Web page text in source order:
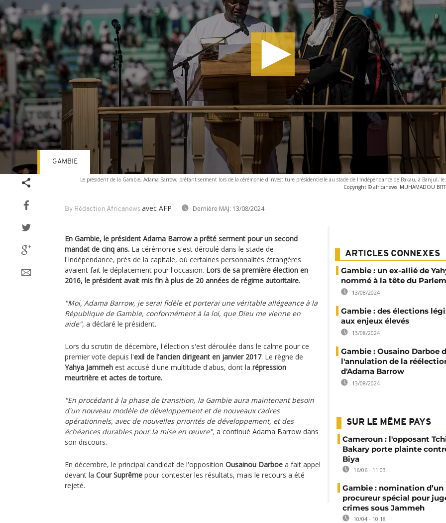
Le président de la Gambie, Adama Barrow, prêtant serment lors de la cérémonie d'investiture présidentielle au stade de l'Indépendance de Bakau, à Banjul,
Copyright © africanews MUHAMADOU
By Rédaction Africanews avec AFP Dernière MAJ: 13/08/2024
GAMBIE
En Gambie, le président Adama Barrow a prêté serment pour un second
mandat de cinq ans. La cérémonie s'est déroulé dans le stade de
l'Indépendance, près de la capitale, où certaines personnalités étrangères
avaient fait le déplacement pour l'occasion. Lors de sa première élection en
2016, le président avait mis fin à plus de 20 années de régime autoritaire.
"Moi, Adama Barrow, je serai fidèle et porterai une véritable allégeance à la
République de Gambie, conformément à la loi, que Dieu me vienne en
aide", a déclaré le président.
Lors du scrutin de décembre, l'élection s'est déroulée dans le calme pour ce
premier vote depuis l'exil de l'ancien dirigeant en janvier 2017. Le règne de
Yahya Jammeh est accusé d'une multitude d'abus, dont la répression
meurtrière et actes de torture.
"En procédant à la phase de transition, la Gambie aura maintenant besoin
d'un nouveau modèle de développement et de nouveaux cadres
opérationnels, avec de nouvelles priorités de développement, et des
échéances durables pour la mise en œuvre", a continué Adama Barrow dans
son discours.
En décembre, le principal candidat de l'opposition Ousainou Darboe a fait appel
devant la Cour Suprême pour contester les résultats, mais le recours a été
rejeté.
ARTICLES CONNEXES
Gambie : un ex-allié de
nommé à la tête du
13/08/2024
Gambie : des élections
aux enjeux élevés
13/08/2024
Gambie : Ousaino Darboe
l'annulation de la
d'Adama Barrow
13/08/2024
SUR LE MÊME PAYS
Cameroun : l'opposant
Bakary porte plainte
Biya
16/06 - 11:03
Gambie : nomination d’un
procureur spécial pour
crimes sous Jammeh
10/04 - 10:18